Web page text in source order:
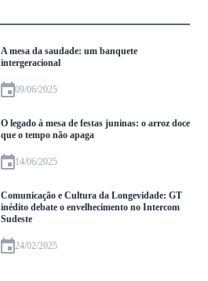
A mesa da saudade: um banquete
intergeracional
09/06/2025
O legado à mesa de festas juninas: o arroz doce
que o tempo não apaga
14/06/2025
Comunicação e Cultura da Longevidade: GT
inédito debate o envelhecimento no Intercom
Sudeste
24/02/2025